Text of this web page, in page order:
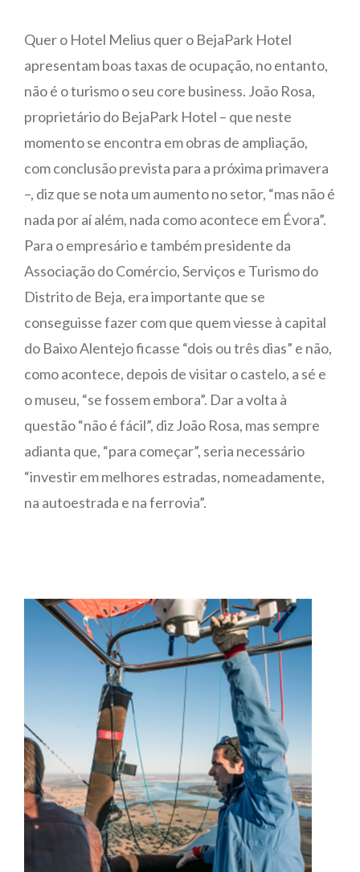
Quer o Hotel Melius quer o BejaPark Hotel
apresentam boas taxas de ocupação, no entanto,
não é o turismo o seu core business. João Rosa,
proprietário do BejaPark Hotel – que neste
momento se encontra em obras de ampliação,
com conclusão prevista para a próxima primavera
–, diz que se nota um aumento no setor, “mas não é
nada por aí além, nada como acontece em Évora”.
Para o empresário e também presidente da
Associação do Comércio, Serviços e Turismo do
Distrito de Beja, era importante que se
conseguisse fazer com que quem viesse à capital
do Baixo Alentejo ficasse “dois ou três dias” e não,
como acontece, depois de visitar o castelo, a sé e
o museu, “se fossem embora”. Dar a volta à
questão “não é fácil”, diz João Rosa, mas sempre
adianta que, “para começar”, seria necessário
“investir em melhores estradas, nomeadamente,
na autoestrada e na ferrovia”.